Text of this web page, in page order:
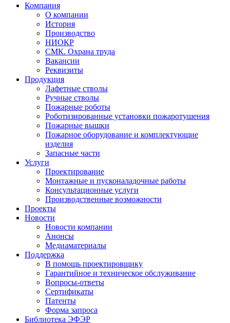
Компания
О компании
История
Производство
НИОКР
СМК. Охрана труда
Вакансии
Реквизиты
Продукция
Лафетные стволы
Ручные стволы
Пожарные роботы
Роботизированные установки пожаротушения
Пожарные вышки
Пожарное оборудование и комплектующие
изделия
Запасные части
Услуги
Проектирование
Монтажные и пусконаладочные работы
Консультационные услуги
Производственные возможности
Проекты
Новости
Новости компании
Анонсы
Медиаматериалы
Поддержка
В помощь проектировщику
Гарантийное и техническое обслуживание
Вопросы-ответы
Сертификаты
Патенты
Форма запроса
Библиотека ЭФЭР